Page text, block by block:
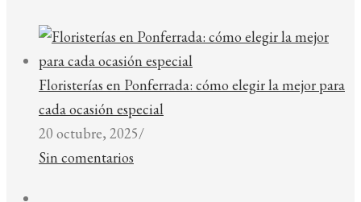
Floristerías en Ponferrada: cómo elegir la mejor para
cada ocasión especial
20 octubre, 2025/
Sin comentarios